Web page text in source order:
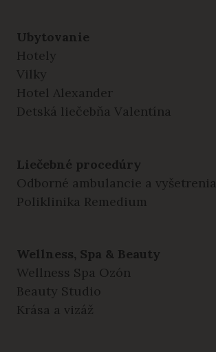
Ubytovanie
Hotely
Vilky
Hotel Alexander
Detská liečebňa Valentína
Liečebné procedúry
Odborné ambulancie a vyšetrenia
Poliklinika Remedium
Wellness, Spa & Beauty
Wellness Spa Ozón
Beauty Studio
Krása a vizáž